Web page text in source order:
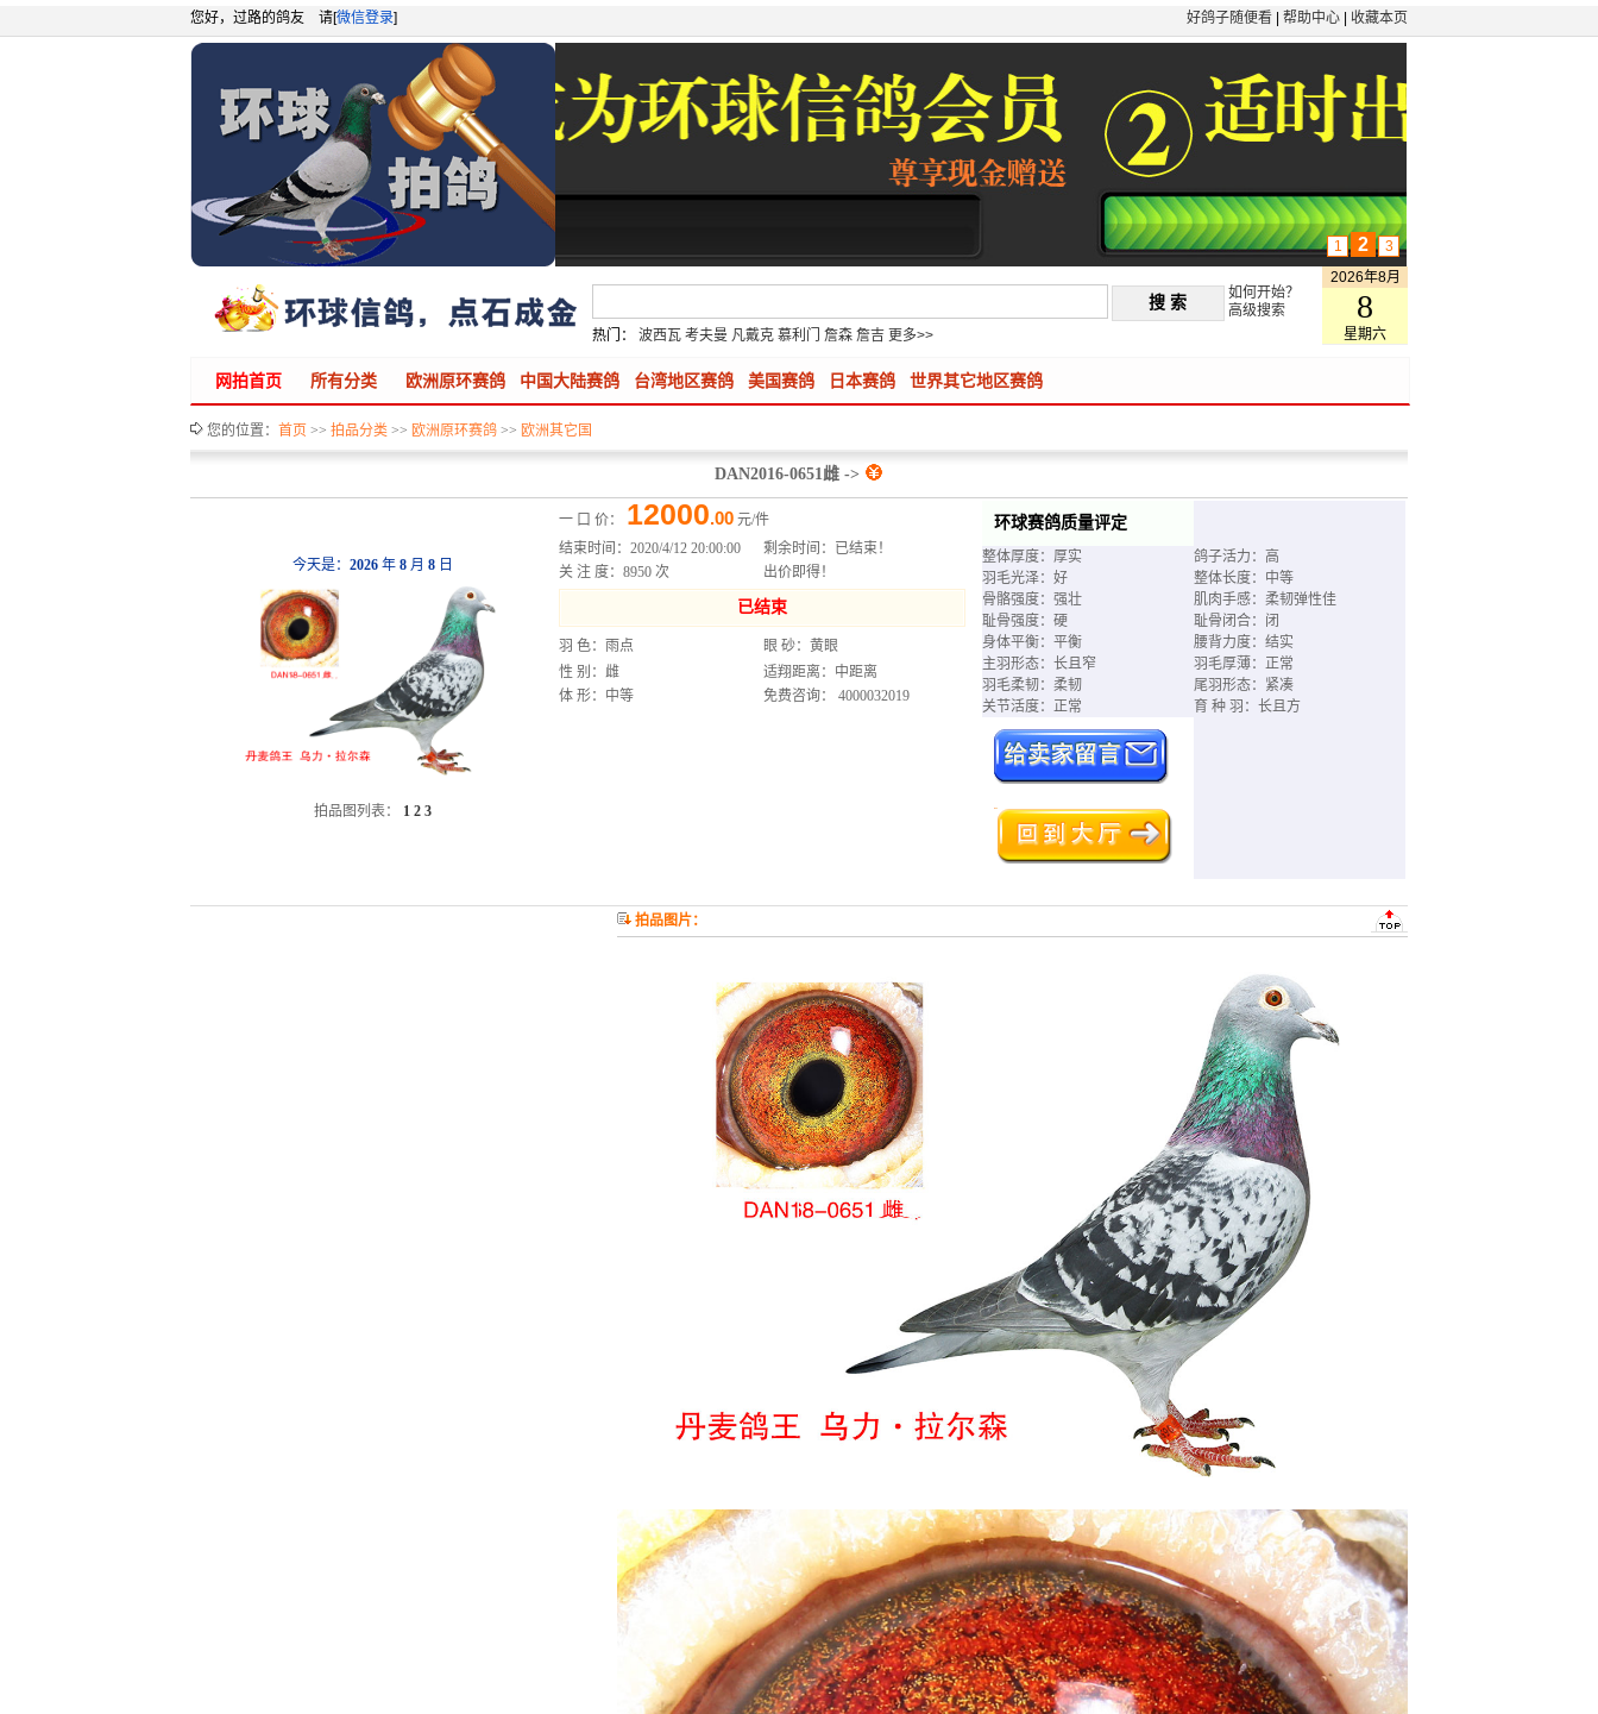
您好，过路的鸽友 请[微信登录] 好鸽子随便看| 帮助中心| 收藏本页
1 2 3
热门： 波西瓦 考夫曼 凡戴克 慕利门 詹森 詹吉 更多>>
2026年8月
8
星期六
如何开始？
高级搜索
网拍首页 所有分类 欧洲原环赛鸽 中国大陆赛鸽 台湾地区赛鸽 美国赛鸽 日本赛鸽 世界其它地区赛鸽
您的位置： 首页 >> 拍品分类 >> 欧洲原环赛鸽 >> 欧洲其它国
DAN2016-0651雌 ->
今天是： 2026年 8月 8日
拍品图列表： 1 2 3
一 口 价： 12000.00 元/件
结束时间：2020/4/12 20:00:00
剩余时间： 已结束！
关 注 度：8950 次
出价即得！
已结束
羽 色：雨点
眼 砂：黄眼
性 别：雌
适翔距离：中距离
体 形：中等
免费咨询： 4000032019
环球赛鸽质量评定
整体厚度：厚实
鸽子活力：高
羽毛光泽：好
整体长度：中等
骨骼强度：强壮
肌肉手感：柔韧弹性佳
耻骨强度：硬
耻骨闭合：闭
身体平衡：平衡
腰背力度：结实
主羽形态：长且窄
羽毛厚薄：正常
羽毛柔韧：柔韧
尾羽形态：紧凑
关节活度：正常
育 种 羽：长且方
拍品图片：